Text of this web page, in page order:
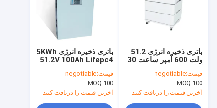
باتری ذخیره انرژی 5KWh
51.2V 100Ah Lifepo4
قیمت:negotiable
MOQ:100
آخرین قیمت را دریافت کنید
باتری ذخیره انرژی 51.2
ولت 600 آمپر ساعت 30
برای اینورتر متصل به
شبکه
قیمت:negotiable
MOQ:100
آخرین قیمت را دریافت کنید